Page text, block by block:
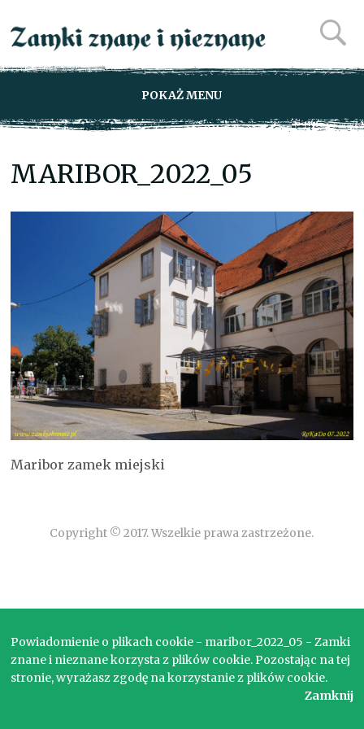
POKAŻ MENU
MARIBOR_2022_05
Maribor zamek miejski
Copyright © 2017. Wszelkie prawa zastrzeżone.
Powiadomienie o plikach cookie - maribor_2022_05 - Zamki
znane i nieznane korzysta z plików cookie. Pozostając na tej
stronie, wyrażasz zgodę na korzystanie z plików cookie.
Zamknij